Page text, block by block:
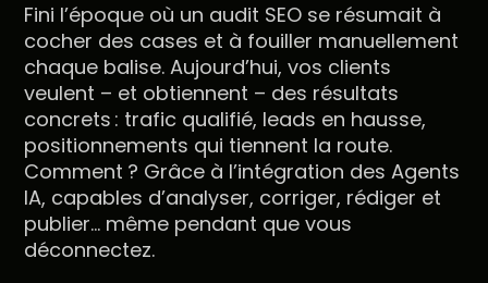
Fini l’époque où un audit SEO se résumait à
cocher des cases et à fouiller manuellement
chaque balise. Aujourd’hui, vos clients
veulent – et obtiennent – des résultats
concrets : trafic qualifié, leads en hausse,
positionnements qui tiennent la route.
Comment ? Grâce à l’intégration des Agents
IA, capables d’analyser, corriger, rédiger et
publier… même pendant que vous
déconnectez.